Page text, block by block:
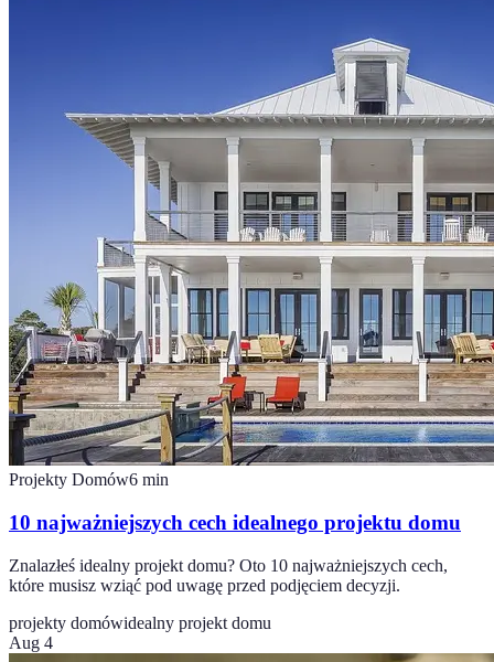
Projekty Domów6 min
10 najważniejszych cech idealnego projektu domu
Znalazłeś idealny projekt domu? Oto 10 najważniejszych cech,
które musisz wziąć pod uwagę przed podjęciem decyzji.
projekty domówidealny projekt domu
Aug 4